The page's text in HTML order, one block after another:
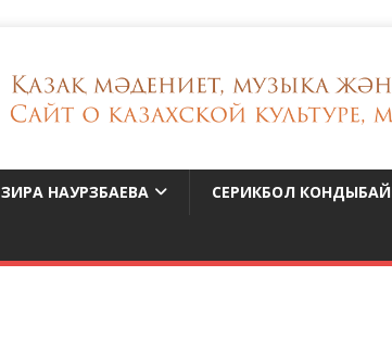
ЗИРА НАУРЗБАЕВА СЕРИКБОЛ КОНДЫБАЙ